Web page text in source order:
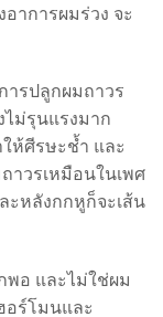
าการผมร่วง จะ
ารปลูกผมถาวร
ไม่รุนแรงมาก
ห้ศีรษะช้ำ และ
าวรเหมือนในเพศ
ะหลังกกหูก็จะเส้น
พอ และไม่ใช่ผม
อร์โมนและ